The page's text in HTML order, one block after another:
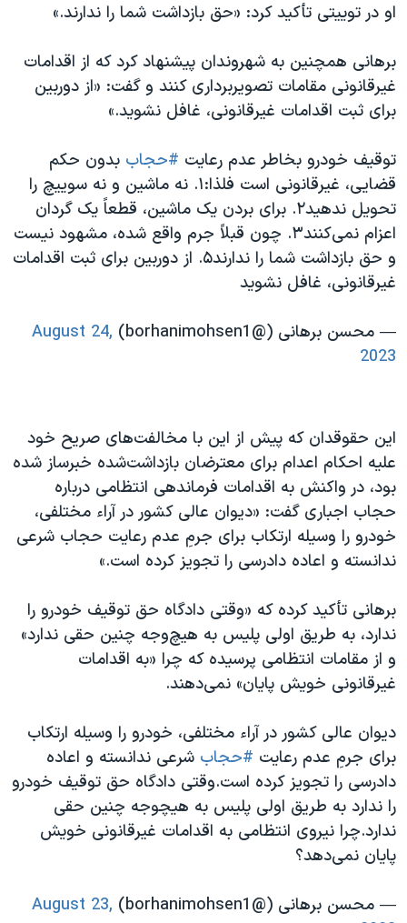
همایش محافظه‌کاران آمریکا «سی‌پک»
سفر پرزیدنت ترامپ به چین
او در توییتی تأکید کرد: «حق بازداشت شما را ندارند.»
برهانی همچنین به شهروندان پیشنهاد کرد که از اقدامات
غیرقانونی مقامات تصویربرداری کنند و گفت: «از دوربین
برای ثبت اقدامات غیرقانونی، غافل نشوید.»
توقیف خودرو بخاطر عدم رعایت #حجاب بدون حکم
قضایی، غیرقانونی است فلذا:۱. نه ماشین و نه سوییچ را
تحویل ندهید۲. برای بردن یک ماشین، قطعاً یک گردان
اعزام نمی‌کنند۳. چون قبلاً جرم واقع شده، مشهود نیست
و حق بازداشت شما را ندارند۵. از دوربین برای ثبت اقدامات
غیرقانونی، غافل نشوید
— محسن برهانی (@borhanimohsen1)
August 24,
2023
این حقوقدان که پیش از این با مخالفت‌های صریح خود
علیه احکام اعدام برای معترضان بازداشت‌شده خبرساز شده
بود، در واکنش به اقدامات فرماندهی انتظامی درباره
حجاب اجباری گفت: «دیوان عالی کشور در آراء مختلفی،
خودرو را وسیله ارتکاب برای جرمِ عدم رعایت حجاب شرعی
ندانسته و اعاده دادرسی را تجویز کرده است.»
برهانی تأکید کرده که «وقتی دادگاه‌ حق توقیف خودرو را
ندارد، به طریق اولی پلیس به هیچ‌وجه چنین حقی ندارد»
و از مقامات انتظامی پرسیده که چرا «به اقدامات
غیرقانونی خویش پایان» نمی‌دهند.
دیوان عالی کشور در آراء مختلفی، خودرو را وسیله ارتکاب
برای جرمِ عدم رعایت #حجاب شرعی ندانسته و اعاده
دادرسی را تجویز کرده است.وقتی دادگاه‌ حق توقیف خودرو
را ندارد به طریق اولی پلیس به هیچوجه چنین حقی
ندارد.چرا نیروی انتظامی به اقدامات غیرقانونی خویش
پایان نمی‌دهد؟
— محسن برهانی (@borhanimohsen1)
August 23,